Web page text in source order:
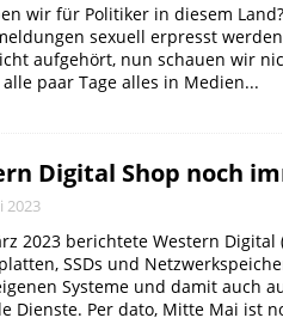
wir für Politiker in diesem
sexuell erpresst
aufgehört, nun schauen wir
paar Tage alles in Medien...
Digital Shop noch
2023
2023 berichtete Western
SSDs und
Systeme und damit auch
Dienste. Per dato, Mitte Mai ist